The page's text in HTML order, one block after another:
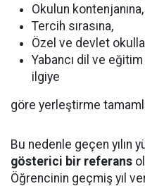
Okulun kontenjanına,
Tercih sırasına,
Özel ve devlet
Yabancı dil ve
ilgiye
göre yerleştirme
Bu nedenle geçen yılın
gösterici bir referans
Öğrencinin geçmiş yıl